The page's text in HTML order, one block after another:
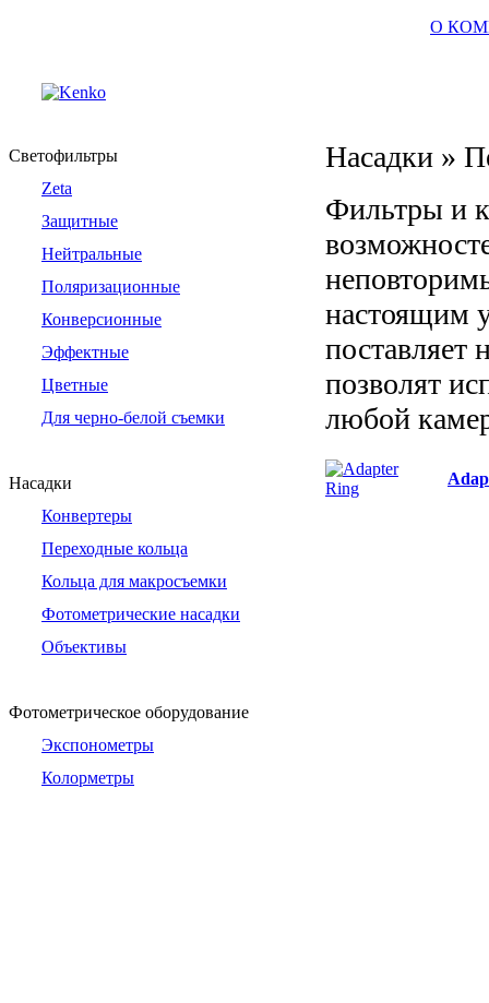
О
Светофильтры
Zeta
Защитные
Нейтральные
Поляризационные
Конверсионные
Эффектные
Цветные
Для черно-белой съемки
Насадки
Конвертеры
Переходные кольца
Кольца для макросъемки
Фотометрические насадки
Объективы
Фотометрическое оборудование
Экспонометры
Колорметры
Насадки »
Фильтры и
настоящим
поставляет
позволят
любой